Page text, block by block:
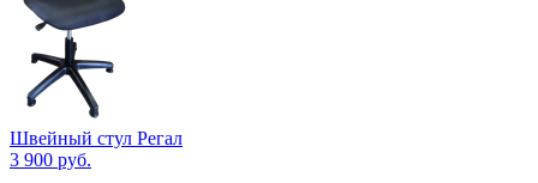
Швейный стул Регал
3 900 руб.